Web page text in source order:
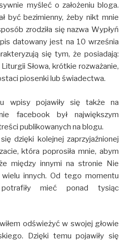
myśleć o założeniu bloga.
być bezimienny, żeby nikt mnie
zrodziła się nazwa Wypłyń
datowany jest na 10 września
się tym, że posiadają:
Słowa, krótkie rozważanie,
piosenki lub świadectwa.
wpisy pojawiły się także na
facebook był największym
publikowanych na blogu.
dzięki kolejnej zaprzyjaźnionej
która poprosiła mnie, abym
między innymi na stronie Nie
innych. Od tego momentu
mieć ponad tysiąc
odświeżyć w swojej głowie
Dzięki temu pojawiły się